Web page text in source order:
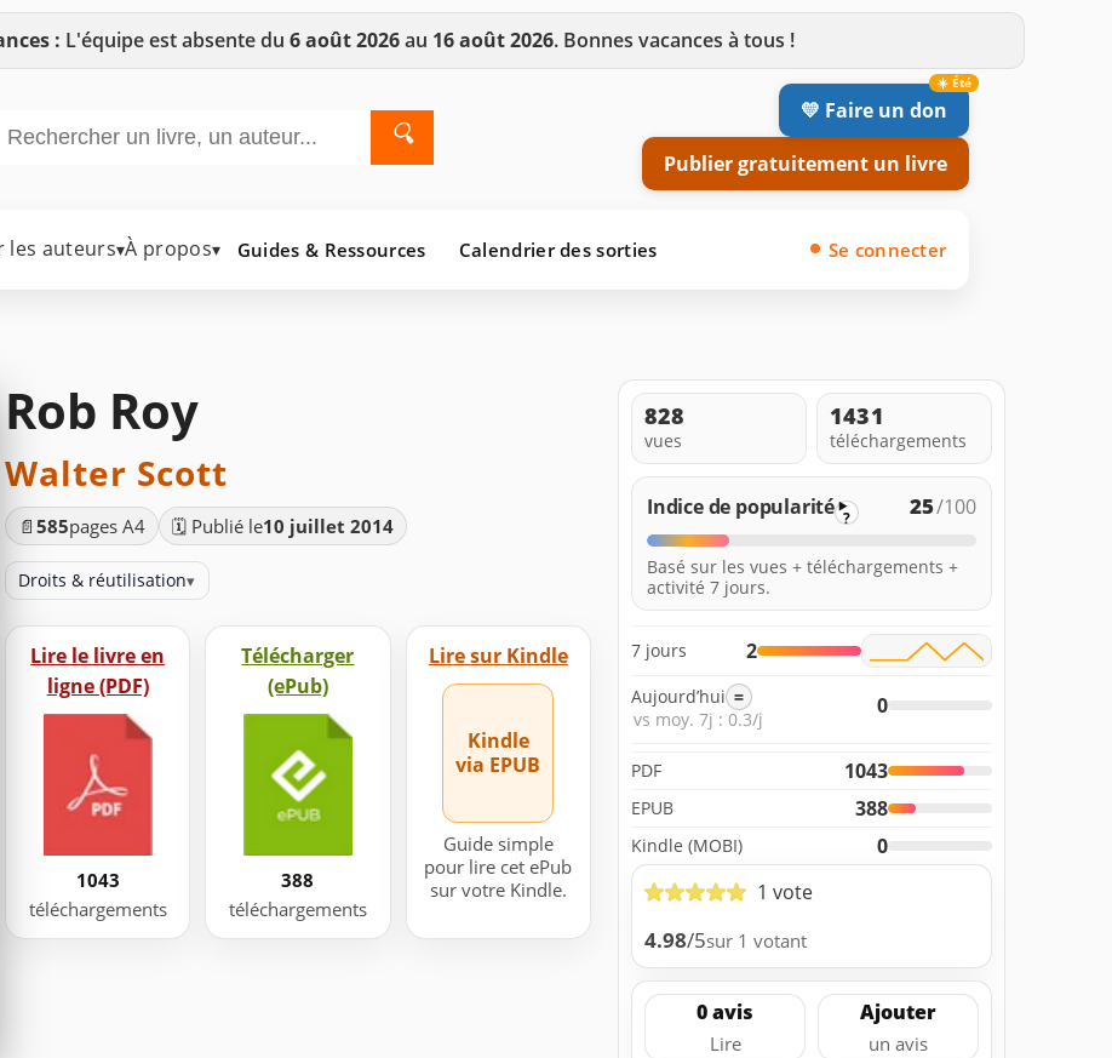
: L'équipe est absente du 6 août 2026au 16 août 2026. Bonnes vacances à tous !
🔍
💛 Faire un don
Publier gratuitement un livre
les auteurs▾À propos▾ Guides & Ressources Calendrier des sorties Se connecter
Rob Roy
Walter Scott
📄 585pages A4 🗓️ Publié le10 juillet 2014
Droits & réutilisation▾
Lire le livre en
ligne (PDF)
1043
téléchargements
Télécharger
(ePub)
388
téléchargements
Lire sur Kindle
Kindle
via EPUB
Guide simple
pour lire cet ePub
sur votre Kindle.
828
vues
1431
téléchargements
Indice de popularité ? 25/100
Basé sur les vues + téléchargements +
activité 7 jours.
7 jours 2
Aujourd’hui =
vs moy. 7j : 0.3/j
0
PDF 1043
EPUB 388
Kindle (MOBI)
0
1 vote
4.98/5sur 1 votant
0 avis
Lire
Ajouter
un avis